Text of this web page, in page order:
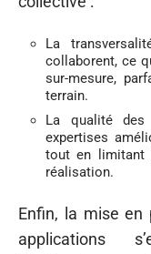
La
collaborent, ce
sur-mesure,
terrain.
La qualité
expertises
tout en limitant
réalisation.
Enfin, la mise
applications